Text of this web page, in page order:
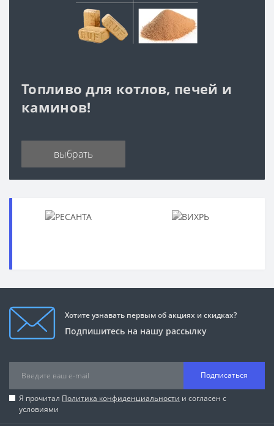
Топливо для котлов, печей и
каминов!
выбрать
Хотите узнавать первым об акциях и скидках?
Подпишитесь на нашу рассылку
Подписаться
Я прочитал Политика конфиденциальности и согласен с
условиями